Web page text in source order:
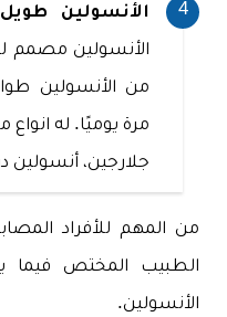
الأنسولين
الأنسولين مصمم
من الأنسولين
مرة يوميًا. له
جلارجين، أنسولين
من المهم للأفراد
الطبيب المختص فيما
الأنسولين.